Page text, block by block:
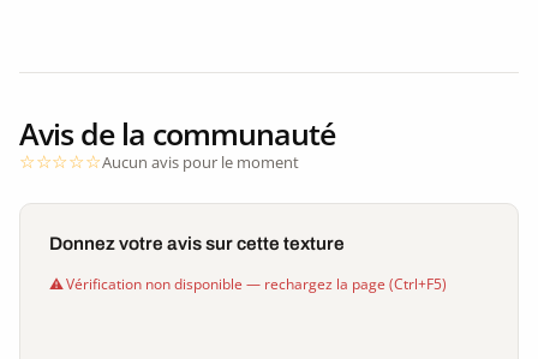
Avis de la communauté
Aucun avis pour le moment
Donnez votre avis sur cette texture
Vérification non disponible — rechargez la page (Ctrl+F5)